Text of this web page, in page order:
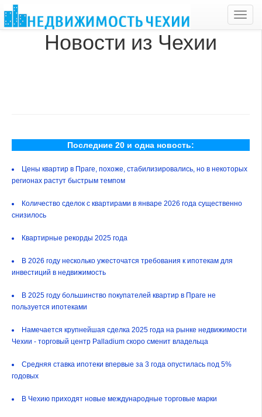
Новости из Чехии
Последние 20 и одна новость:
Цены квартир в Праге, похоже, стабилизировались, но в некоторых
регионах растут быстрым темпом
Количество сделок с квартирами в январе 2026 года существенно
снизилось
Квартирные рекорды 2025 года
В 2026 году несколько ужесточатся требования к ипотекам для
инвестиций в недвижимость
В 2025 году большинство покупателей квартир в Праге не
пользуется ипотеками
Намечается крупнейшая сделка 2025 года на рынке недвижимости
Чехии - торговый центр Palladium скоро сменит владельца
Средняя ставка ипотеки впервые за 3 года опустилась под 5%
годовых
В Чехию приходят новые международные торговые марки